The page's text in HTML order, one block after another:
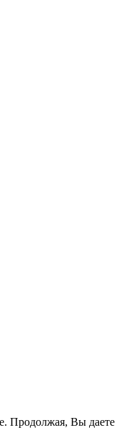
Продолжая, Вы даете